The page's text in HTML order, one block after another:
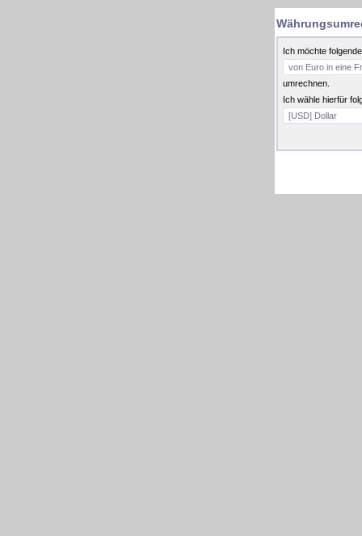
Ich möchte
umrechnen.
Ich wähle hierfür